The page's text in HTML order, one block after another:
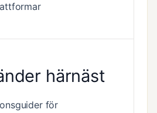
härnäst
för